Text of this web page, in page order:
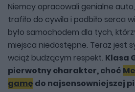
Niemcy opracowali genialne
trafiło do cywila i podbiło serca
było samochodem dla tych,
miejsca niedostępne. Teraz jest
wciąż budzącym respekt. Klasa
pierwotny charakter, choć
gamę do najsensowniejszej